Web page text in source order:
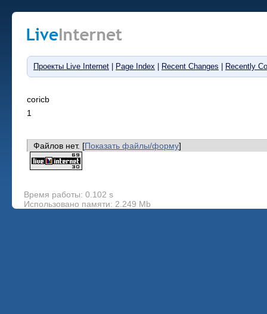
Проекты Live Internet Page Index Recent Changes Recently
coricb
1
Файлов нет. [Показать файлы/форму]
Время работы: 0.102 s
Использовано памяти: 2.249 Mb